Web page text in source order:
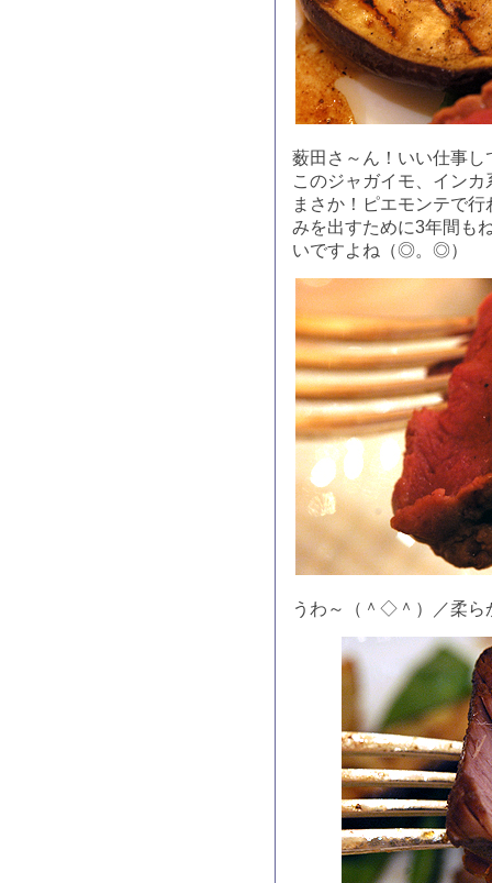
薮田さ～ん！いい仕事
このジャガイモ、イン
まさか！ピエモンテで
みを出すために3年間も
いですよね（◎。◎）
うわ～（＾◇＾）／柔ら